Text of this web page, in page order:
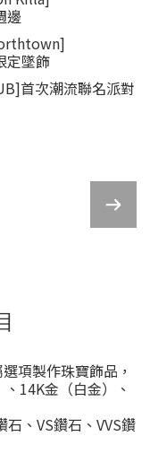
邊
定墜飾
首次潮流聯名派對
項製作珠寶飾品，
14K金（白金）、
、VS鑽石、VVS鑽